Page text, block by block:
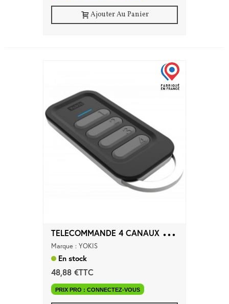
Ajouter Au Panier
T
ELECOMMANDE 4 CANAUX POWER...
Marque : YOKIS
En stock
48,88 €TTC
PRIX PRO : CONNECTEZ-VOUS